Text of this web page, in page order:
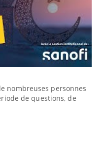
nombreuses personnes
de questions, de